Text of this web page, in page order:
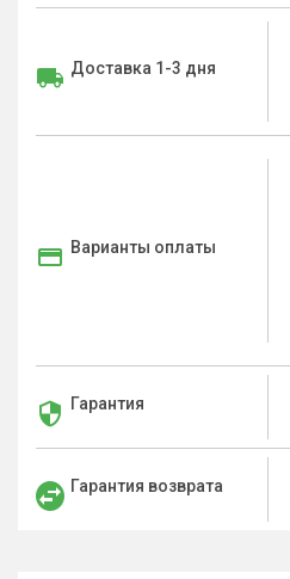
Доставка 1-3 дня
Варианты оплаты
Гарантия
Гарантия возврата